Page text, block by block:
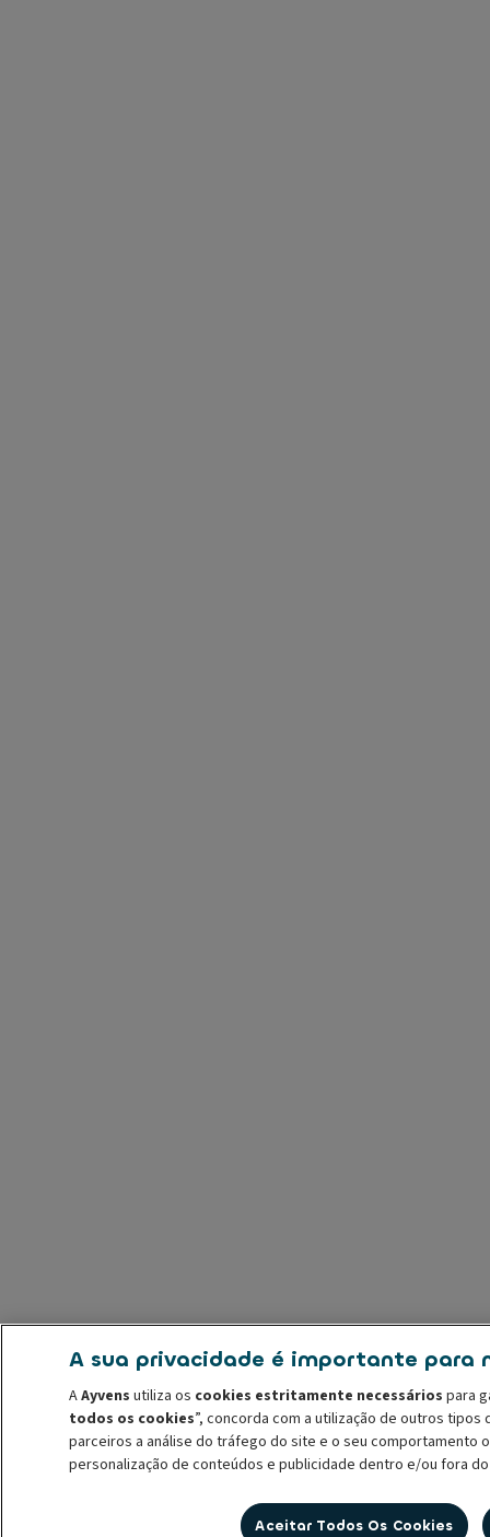
A sua privacidade é importante para
AAyvens utiliza os cookies estritamente necessários para
todos os cookies”, concorda com a utilização de outros
parceiros a análise do tráfego do site e o seu comportamento
personalização de conteúdos e publicidade dentro e/ou fora
ou retirar o consentimento a
Aceitar Todos Os Cookies